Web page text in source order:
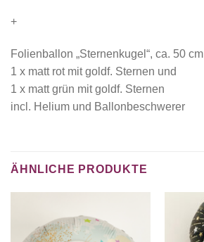
+
Folienballon „Sternenkugel“, ca. 50 cm
1 x matt rot mit goldf. Sternen und
1 x matt grün mit goldf. Sternen
incl. Helium und Ballonbeschwerer
ÄHNLICHE PRODUKTE